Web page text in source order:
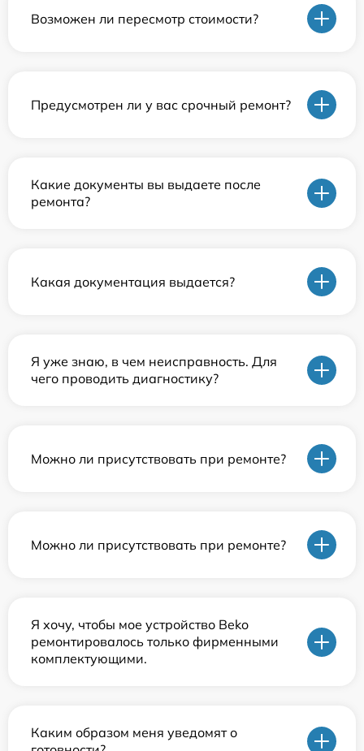
Возможен ли пересмотр стоимости?
Предусмотрен ли у вас срочный ремонт?
Какие документы вы выдаете после
ремонта?
Какая документация выдается?
Я уже знаю, в чем неисправность. Для
чего проводить диагностику?
Можно ли присутствовать при ремонте?
Можно ли присутствовать при ремонте?
Я хочу, чтобы мое устройство Beko
ремонтировалось только фирменными
комплектующими.
Каким образом меня уведомят о